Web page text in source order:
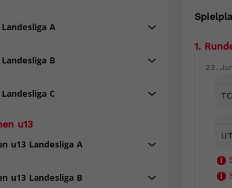
1.
23.
i
i
A
B
C
u13
u13 Landesliga A
u13 Landesliga B